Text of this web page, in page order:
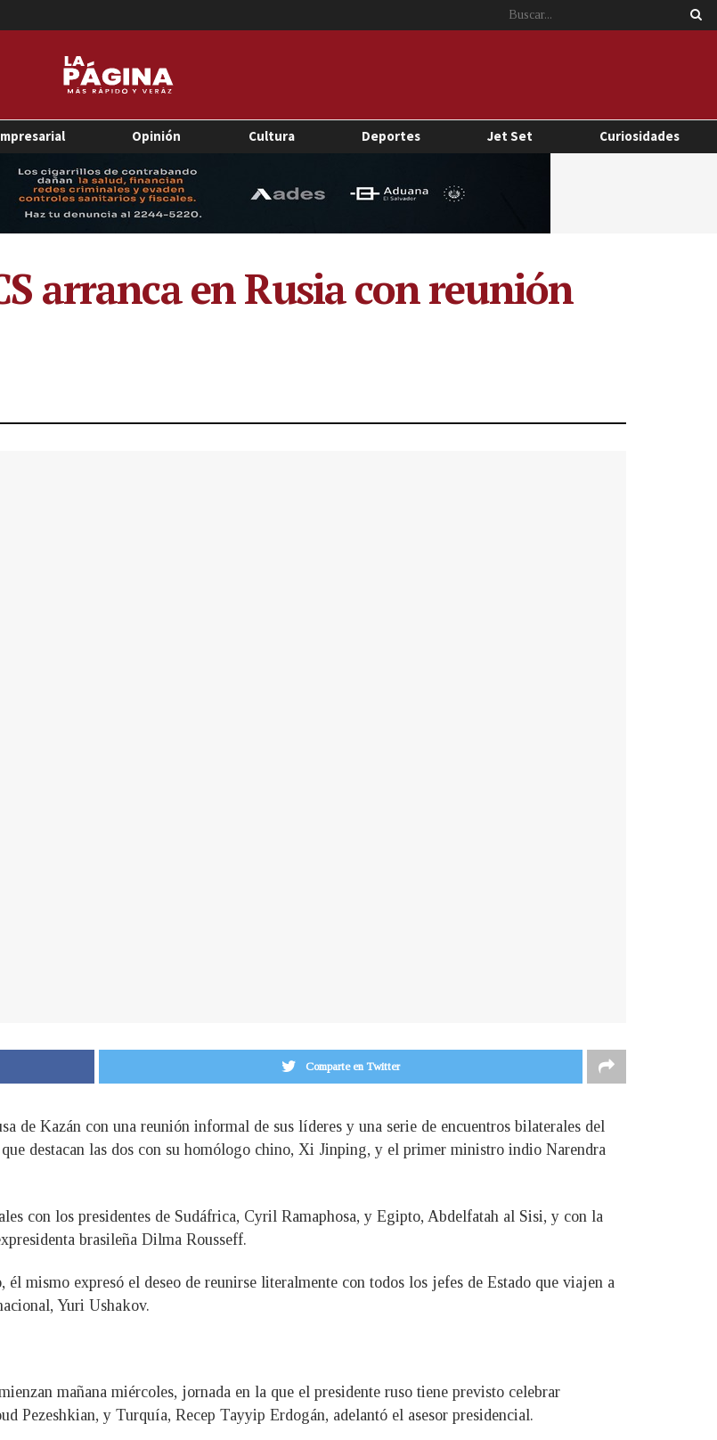
Opinión Cultura Deportes Jet Set Curiosidades
arranca en Rusia con reunión
Comparte en Twitter
de Kazán con una reunión informal de sus líderes y una serie de encuentros bilaterales del
destacan las dos con su homólogo chino, Xi Jinping, y el primer ministro indio Narendra
con los presidentes de Sudáfrica, Cyril Ramaphosa, y Egipto, Abdelfatah al Sisi, y con la
brasileña Dilma Rousseff.
mismo expresó el deseo de reunirse literalmente con todos los jefes de Estado que viajen a
Yuri Ushakov.
mañana miércoles, jornada en la que el presidente ruso tiene previsto celebrar
Pezeshkian, y Turquía, Recep Tayyip Erdogán, adelantó el asesor presidencial.